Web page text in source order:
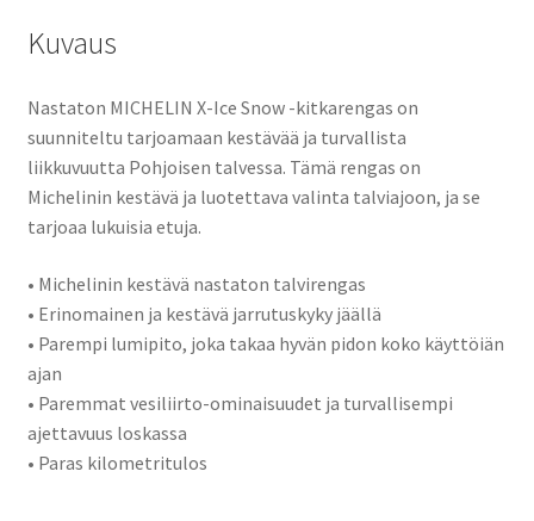
Kuvaus
Nastaton MICHELIN X-Ice Snow -kitkarengas on
suunniteltu tarjoamaan kestävää ja turvallista
liikkuvuutta Pohjoisen talvessa. Tämä rengas on
Michelinin kestävä ja luotettava valinta talviajoon, ja se
tarjoaa lukuisia etuja.
• Michelinin kestävä nastaton talvirengas
• Erinomainen ja kestävä jarrutuskyky jäällä
• Parempi lumipito, joka takaa hyvän pidon koko käyttöiän
ajan
• Paremmat vesiliirto-ominaisuudet ja turvallisempi
ajettavuus loskassa
• Paras kilometritulos